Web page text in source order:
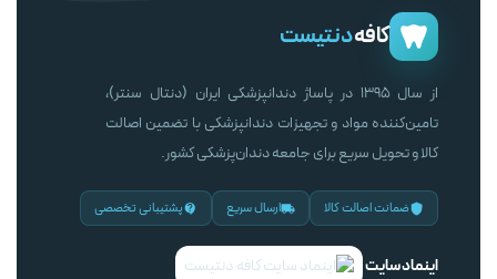
کافهدنتیست
از سال ۱۳۹۵ در پاساژ دندانپزشکی ایران (دنتال سنتر)،
تامین‌کننده مواد و تجهیزات دندانپزشکی با تضمین اصالت
کالا و تحویل سریع برای جامعه دندان‌پزشکی کشور.
ضمانت اصالت کالا ارسال سریع پشتیبانی تخصصی
اینماد سایت